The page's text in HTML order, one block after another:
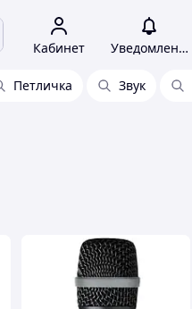
Кабинет Уведомления
Петличка Звук